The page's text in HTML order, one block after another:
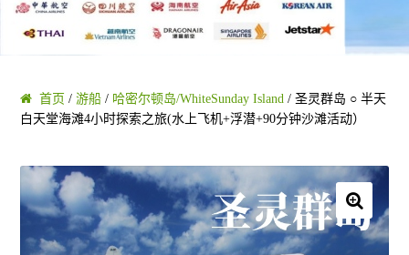
乌鲁鲁/达尔文 NT
首页 / 游船/ 哈密尔顿岛/WhiteSunday Island/ 圣灵群岛 ○ 半天
白天堂海滩4小时探索之旅(水上飞机+浮潜+90分钟沙滩活动）
🔍